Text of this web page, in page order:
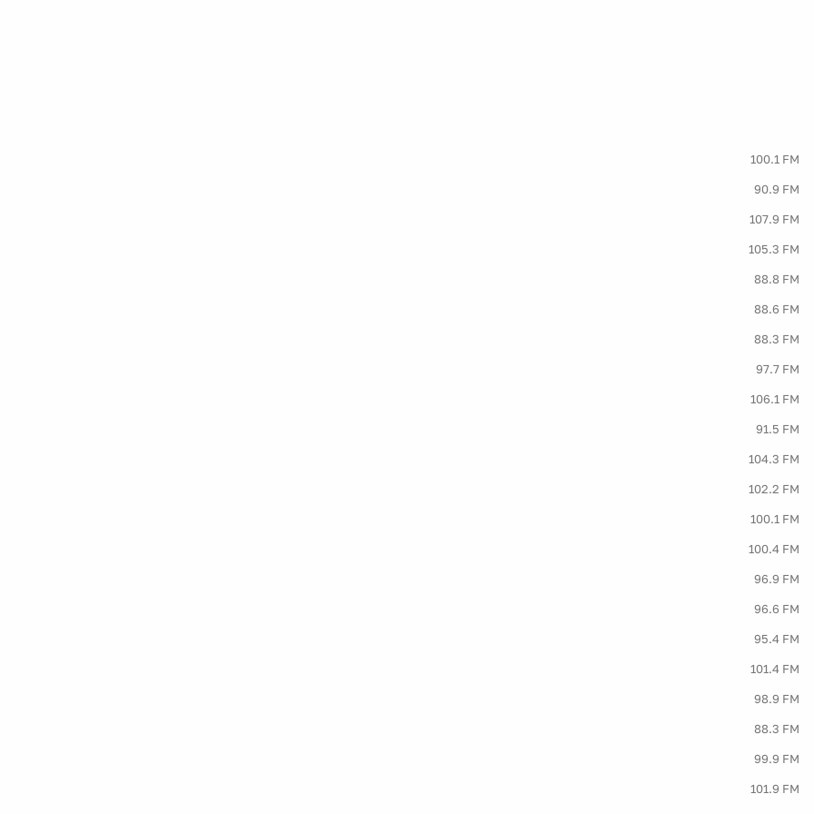
100.1 FM
90.9 FM
107.9 FM
105.3 FM
88.8 FM
88.6 FM
88.3 FM
97.7 FM
106.1 FM
91.5 FM
104.3 FM
102.2 FM
100.1 FM
100.4 FM
96.9 FM
96.6 FM
95.4 FM
101.4 FM
98.9 FM
88.3 FM
99.9 FM
101.9 FM